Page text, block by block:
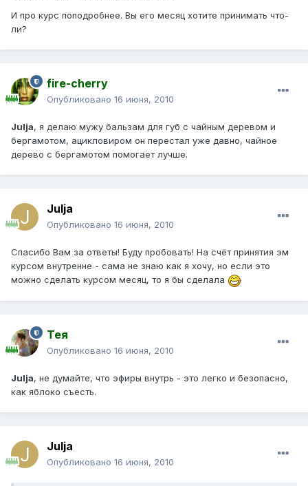
И про курс поподробнее. Вы его месяц хотите принимать что-
ли?
fire-cherry
Опубликовано 16 июня, 2010
Julja, я делаю мужу бальзам для губ с чайным деревом и
бергамотом, ацикловиром он перестал уже давно, чайное
дерево с бергамотом помогает лучше.
Julja
Опубликовано 16 июня, 2010
Спасибо Вам за ответы! Буду пробовать! На счёт принятия эм
курсом внутренне - сама не знаю как я хочу, но если это
можно сделать курсом месяц, то я бы сделала
Тея
Опубликовано 16 июня, 2010
Julja, не думайте, что эфиры внутрь - это легко и безопасно,
как яблоко съесть.
Julja
Опубликовано 16 июня, 2010